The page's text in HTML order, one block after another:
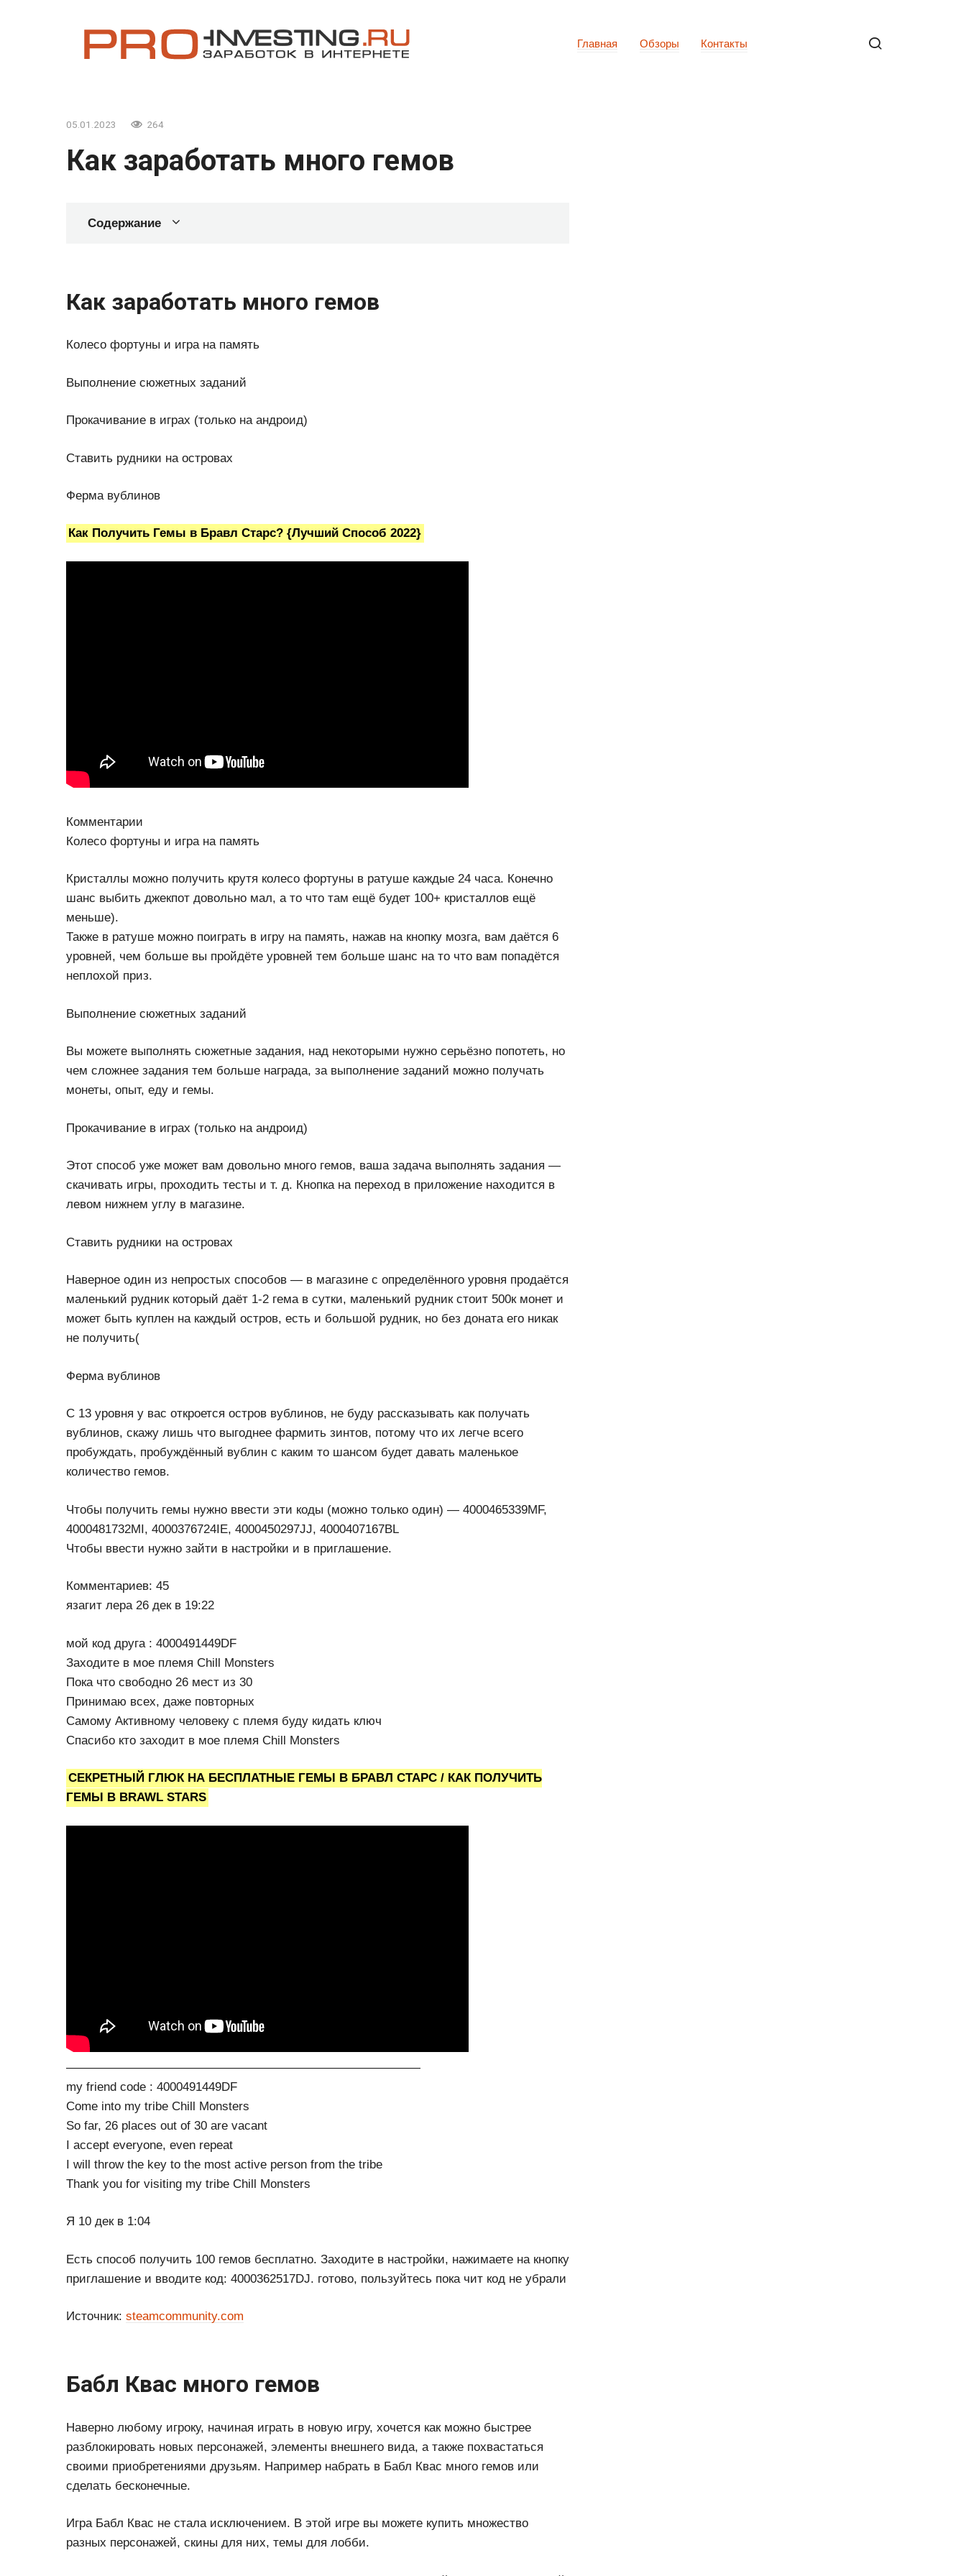
Главная Обзоры Контакты
05.01.2023 264
Как заработать много гемов
Содержание
Как заработать много гемов
Колесо фортуны и игра на память
Выполнение сюжетных заданий
Прокачивание в играх (только на андроид)
Ставить рудники на островах
Ферма вублинов
Как Получить Гемы в Бравл Старс? {Лучший Способ 2022}
Комментарии
Колесо фортуны и игра на память
Кристаллы можно получить крутя колесо фортуны в ратуше каждые 24 часа. Конечно
шанс выбить джекпот довольно мал, а то что там ещё будет 100+ кристаллов ещё
меньше).
Также в ратуше можно поиграть в игру на память, нажав на кнопку мозга, вам даётся 6
уровней, чем больше вы пройдёте уровней тем больше шанс на то что вам попадётся
неплохой приз.
Выполнение сюжетных заданий
Вы можете выполнять сюжетные задания, над некоторыми нужно серьёзно попотеть, но
чем сложнее задания тем больше награда, за выполнение заданий можно получать
монеты, опыт, еду и гемы.
Прокачивание в играх (только на андроид)
Этот способ уже может вам довольно много гемов, ваша задача выполнять задания —
скачивать игры, проходить тесты и т. д. Кнопка на переход в приложение находится в
левом нижнем углу в магазине.
Ставить рудники на островах
Наверное один из непростых способов — в магазине с определённого уровня продаётся
маленький рудник который даёт 1-2 гема в сутки, маленький рудник стоит 500к монет и
может быть куплен на каждый остров, есть и большой рудник, но без доната его никак
не получить(
Ферма вублинов
С 13 уровня у вас откроется остров вублинов, не буду рассказывать как получать
вублинов, скажу лишь что выгоднее фармить зинтов, потому что их легче всего
пробуждать, пробуждённый вублин с каким то шансом будет давать маленькое
количество гемов.
Чтобы получить гемы нужно ввести эти коды (можно только один) — 4000465339MF,
4000481732MI, 4000376724IE, 4000450297JJ, 4000407167BL
Чтобы ввести нужно зайти в настройки и в приглашение.
Комментариев: 45
язагит лера 26 дек в 19:22
мой код друга : 4000491449DF
Заходите в мое племя Chill Monsters
Пока что свободно 26 мест из 30
Принимаю всех, даже повторных
Самому Активному человеку с племя буду кидать ключ
Спасибо кто заходит в мое племя Chill Monsters
СЕКРЕТНЫЙ ГЛЮК НА БЕСПЛАТНЫЕ ГЕМЫ В БРАВЛ СТАРС / КАК ПОЛУЧИТЬ
ГЕМЫ В BRAWL STARS
—————————————————————————————
my friend code : 4000491449DF
Come into my tribe Chill Monsters
So far, 26 places out of 30 are vacant
I accept everyone, even repeat
I will throw the key to the most active person from the tribe
Thank you for visiting my tribe Chill Monsters
Я 10 дек в 1:04
Есть способ получить 100 гемов бесплатно. Заходите в настройки, нажимаете на кнопку
приглашение и вводите код: 4000362517DJ. готово, пользуйтесь пока чит код не убрали
Источник: steamcommunity.com
Бабл Квас много гемов
Наверно любому игроку, начиная играть в новую игру, хочется как можно быстрее
разблокировать новых персонажей, элементы внешнего вида, а также похвастаться
своими приобретениями друзьям. Например набрать в Бабл Квас много гемов или
сделать бесконечные.
Игра Бабл Квас не стала исключением. В этой игре вы можете купить множество
разных персонажей, скины для них, темы для лобби.